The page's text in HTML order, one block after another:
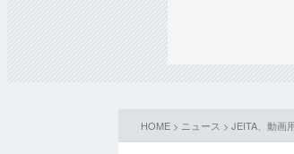
HOME > ニュース > JEITA、動画